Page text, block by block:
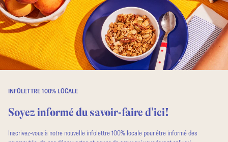
INFOLETTRE 100% LOCALE
Soyez informé du savoir-faire d'ici!
Inscrivez-vous à notre nouvelle infolettre 100% locale pour être informé des